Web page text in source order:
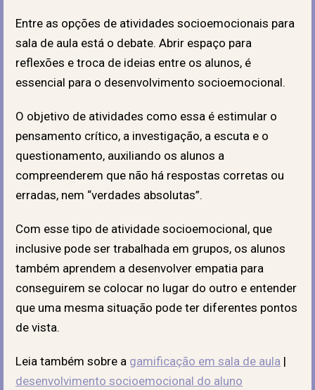
Entre as opções de atividades socioemocionais para
sala de aula está o debate. Abrir espaço para
reflexões e troca de ideias entre os alunos, é
essencial para o desenvolvimento socioemocional.
O objetivo de atividades como essa é estimular o
pensamento crítico, a investigação, a escuta e o
questionamento, auxiliando os alunos a
compreenderem que não há respostas corretas ou
erradas, nem “verdades absolutas”.
Com esse tipo de atividade socioemocional, que
inclusive pode ser trabalhada em grupos, os alunos
também aprendem a desenvolver empatia para
conseguirem se colocar no lugar do outro e entender
que uma mesma situação pode ter diferentes pontos
de vista.
Leia também sobre a gamificação em sala de aula |
desenvolvimento socioemocional do aluno